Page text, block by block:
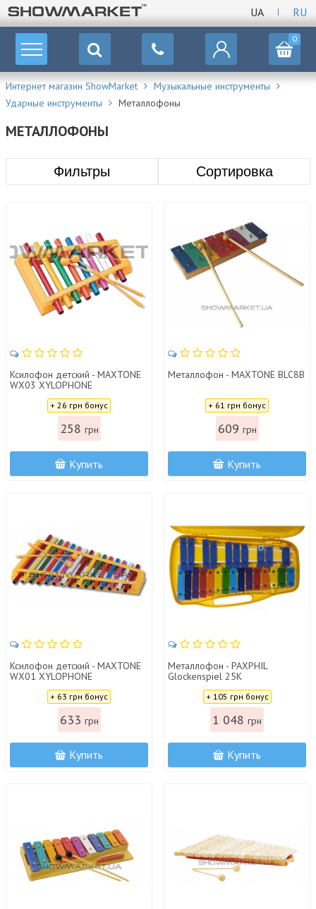
UA RU
0
Интернет магазин ShowMarket
Музыкальные инструменты
Ударные инструменты
Металлофоны
МЕТАЛЛОФОНЫ
Фильтры Сортировка
Ксилофон детский - MAXTONE
WX03 XYLOPHONE
+ 26 грн бонус
258 грн
Купить
Металлофон - MAXTONE BLC8B
+ 61 грн бонус
609 грн
Купить
Ксилофон детский - MAXTONE
WX01 XYLOPHONE
+ 63 грн бонус
633 грн
Купить
Металлофон - PAXPHIL
Glockenspiel 25K
+ 105 грн бонус
1 048 грн
Купить